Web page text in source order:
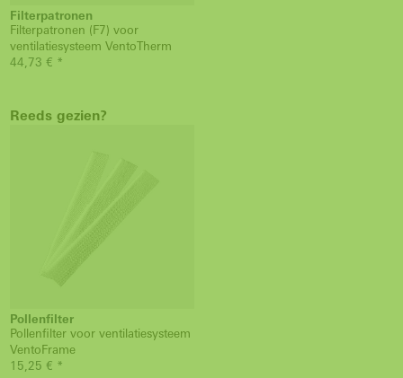
Filterpatronen
Filterpatronen (F7) voor
ventilatiesysteem VentoTherm
44,73 € *
Reeds gezien?
Pollenfilter
Pollenfilter voor ventilatiesysteem
VentoFrame
15,25 € *